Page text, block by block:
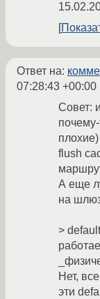
Ответ на:
07:28:43 +00:00
Совет:
flush
А еще
на
>
Нет,
эти